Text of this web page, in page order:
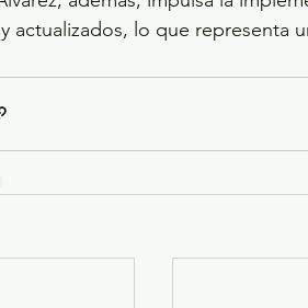
actualizados, lo que representa